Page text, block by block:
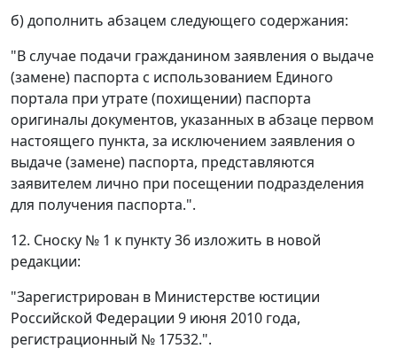
б) дополнить абзацем следующего содержания:
"В случае подачи гражданином заявления о выдаче
(замене) паспорта с использованием Единого
портала при утрате (похищении) паспорта
оригиналы документов, указанных в абзаце первом
настоящего пункта, за исключением заявления о
выдаче (замене) паспорта, представляются
заявителем лично при посещении подразделения
для получения паспорта.".
12. Сноску № 1 к пункту 36 изложить в новой
редакции:
"Зарегистрирован в Министерстве юстиции
Российской Федерации 9 июня 2010 года,
регистрационный № 17532.".